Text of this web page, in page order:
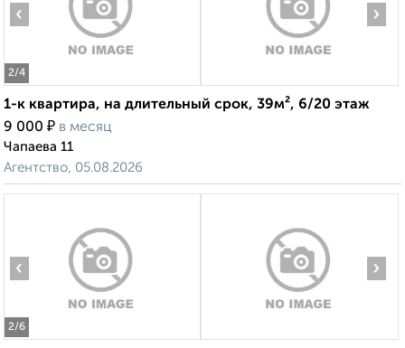
2/4
‹ ›
1-к квартира, на длительный срок, 39м², 6/20 этаж
9 000 ₽ в месяц
Чапаева 11
Агентство, 05.08.2026
2/6
‹ ›